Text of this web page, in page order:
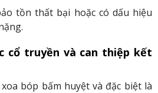
tồn thất bại hoặc có dấu hiệu
cổ truyền và can thiệp kết
bóp bấm huyệt và đặc biệt là